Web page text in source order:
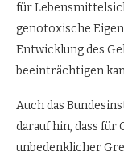
für
genotoxische
Entwicklung des
beeinträchtigen
Auch das
darauf hin, dass
unbedenklicher